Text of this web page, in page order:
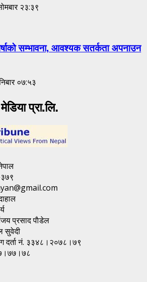
२३:३९
सम्भावना, आवश्यक सतर्कता अपनाउन
०७:५३
प्रा.लि.
प्रसाद पाैडेल
सुवेदी
दर्ता नं. ३३४८।२०७८।७९